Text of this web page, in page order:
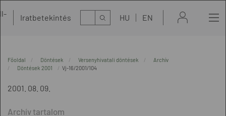
Iratbetekintés Kereső HU EN
Főoldal Döntések Versenyhivatali döntések
Archív
Döntések 2001
Vj-16/2001/104
2001. 08. 09.